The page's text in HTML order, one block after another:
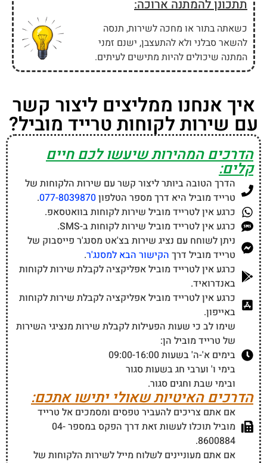
מקווים שלא תתייבש הרבה זמן על הקו :)
הסרת אחריות:"שירות ישראל" הוא אתר אינפורמטיבי המספק
אנחנו איננו קשורים לחברות המופיעות באתר ולא מספקים שירות
לקוחות, ואיננו אחראיים על טעויות אשר עלולות ליפול כתוצאה
מהשימוש במידע המוצג באתר. המידע באתר זה נאסף ממקורות
שונים ואנו משתדלים לדייק ולעדכן אותו, אך יש לשים לב כי
עלולות ליפול שגיאות וטעויות בפרטים השונים.
מה דעתך על שירות הלקוחות
של טרייד מוביל?
0
דירוג שירות החברה